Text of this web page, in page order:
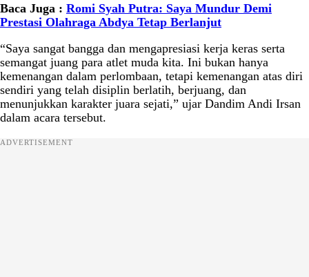
Baca Juga : Romi Syah Putra: Saya Mundur Demi
Prestasi Olahraga Abdya Tetap Berlanjut
“Saya sangat bangga dan mengapresiasi kerja keras serta
semangat juang para atlet muda kita. Ini bukan hanya
kemenangan dalam perlombaan, tetapi kemenangan atas diri
sendiri yang telah disiplin berlatih, berjuang, dan
menunjukkan karakter juara sejati,” ujar Dandim Andi Irsan
dalam acara tersebut.
ADVERTISEMENT